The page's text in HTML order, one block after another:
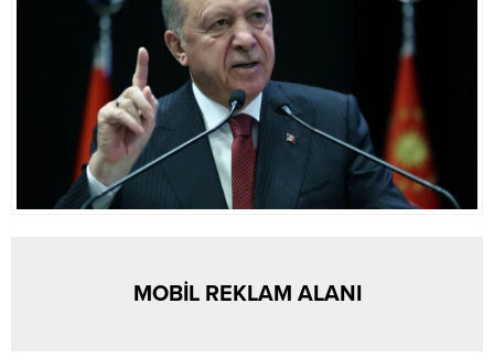
potansiyel pazarlara...
MOBİL REKLAM ALANI